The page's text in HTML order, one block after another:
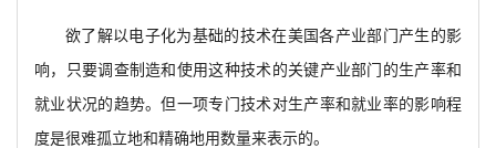
欲了解以电子化为基础的技术在美国各产业部门产生的影
响，只要调查制造和使用这种技术的关键产业部门的生产率和
就业状况的趋势。但一项专门技术对生产率和就业率的影响程
度是很难孤立地和精确地用数量来表示的。